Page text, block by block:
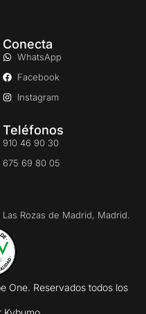
Conecta
WhatsApp
Facebook
Instagram
Teléfonos
910 46 90 30
675 69 80 05
Rozas de Madrid, Madrid.
One. Reservados todos los